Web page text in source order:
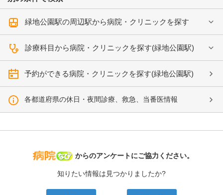
緑地公園駅の周辺駅から病院・クリニックを探す
診療科目から病院・クリニックを探す(緑地公園駅)
予約ができる病院・クリニックを探す(緑地公園駅)
各都道府県の休日・夜間診療、救急、当番医情報
病院なび
からのアンケートにご協力ください。
知りたい情報は見つかりましたか?